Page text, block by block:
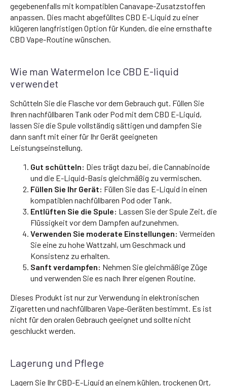
gegebenenfalls mit kompatiblen Canavape-Zusatzstoffen
anpassen. Dies macht abgefülltes CBD E-Liquid zu einer
klügeren langfristigen Option für Kunden, die eine ernsthafte
CBD Vape-Routine wünschen.
Wie man Watermelon Ice CBD E-liquid
verwendet
Schütteln Sie die Flasche vor dem Gebrauch gut. Füllen Sie
Ihren nachfüllbaren Tank oder Pod mit dem CBD E-Liquid,
lassen Sie die Spule vollständig sättigen und dampfen Sie
dann sanft mit einer für Ihr Gerät geeigneten
Leistungseinstellung.
Gut schütteln: Dies trägt dazu bei, die Cannabinoide
und die E-Liquid-Basis gleichmäßig zu vermischen.
Füllen Sie Ihr Gerät: Füllen Sie das E-Liquid in einen
kompatiblen nachfüllbaren Pod oder Tank.
Entlüften Sie die Spule: Lassen Sie der Spule Zeit, die
Flüssigkeit vor dem Dampfen aufzunehmen.
Verwenden Sie moderate Einstellungen: Vermeiden
Sie eine zu hohe Wattzahl, um Geschmack und
Konsistenz zu erhalten.
Sanft verdampfen: Nehmen Sie gleichmäßige Züge
und verwenden Sie es nach Ihrer eigenen Routine.
Dieses Produkt ist nur zur Verwendung in elektronischen
Zigaretten und nachfüllbaren Vape-Geräten bestimmt. Es ist
nicht für den oralen Gebrauch geeignet und sollte nicht
geschluckt werden.
Lagerung und Pflege
Lagern Sie Ihr CBD-E-Liquid an einem kühlen, trockenen Ort,